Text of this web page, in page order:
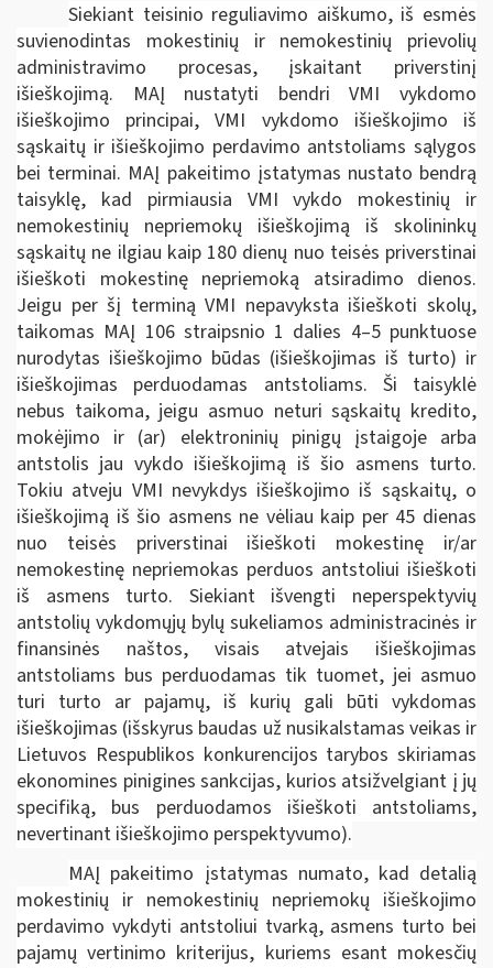
Siekiant teisinio reguliavimo aiškumo, iš esmės
suvienodintas mokestinių ir nemokestinių prievolių
administravimo procesas, įskaitant priverstinį
išieškojimą. MAĮ nustatyti bendri VMI vykdomo
išieškojimo principai, VMI vykdomo išieškojimo iš
sąskaitų ir išieškojimo perdavimo antstoliams sąlygos
bei terminai. MAĮ pakeitimo įstatymas nustato bendrą
taisyklę, kad pirmiausia VMI vykdo mokestinių ir
nemokestinių nepriemokų išieškojimą iš skolininkų
sąskaitų ne ilgiau kaip 180 dienų nuo teisės priverstinai
išieškoti mokestinę nepriemoką atsiradimo dienos.
Jeigu per šį terminą VMI nepavyksta išieškoti skolų,
taikomas MAĮ 106 straipsnio 1 dalies 4–5 punktuose
nurodytas išieškojimo būdas (išieškojimas iš turto) ir
išieškojimas perduodamas antstoliams. Ši taisyklė
nebus taikoma, jeigu asmuo neturi sąskaitų kredito,
mokėjimo ir (ar) elektroninių pinigų įstaigoje arba
antstolis jau vykdo išieškojimą iš šio asmens turto.
Tokiu atveju VMI nevykdys išieškojimo iš sąskaitų, o
išieškojimą iš šio asmens ne vėliau kaip per 45 dienas
nuo teisės priverstinai išieškoti mokestinę ir/ar
nemokestinę nepriemokas perduos antstoliui išieškoti
iš asmens turto. Siekiant išvengti neperspektyvių
antstolių vykdomųjų bylų sukeliamos administracinės ir
finansinės naštos, visais atvejais išieškojimas
antstoliams bus perduodamas tik tuomet, jei asmuo
turi turto ar pajamų, iš kurių gali būti vykdomas
išieškojimas (išskyrus baudas už nusikalstamas veikas ir
Lietuvos Respublikos konkurencijos tarybos skiriamas
ekonomines pinigines sankcijas, kurios atsižvelgiant į jų
specifiką, bus perduodamos išieškoti antstoliams,
nevertinant išieškojimo perspektyvumo).
MAĮ pakeitimo įstatymas numato, kad detalią
mokestinių ir nemokestinių nepriemokų išieškojimo
perdavimo vykdyti antstoliui tvarką, asmens turto bei
pajamų vertinimo kriterijus, kuriems esant mokesčių